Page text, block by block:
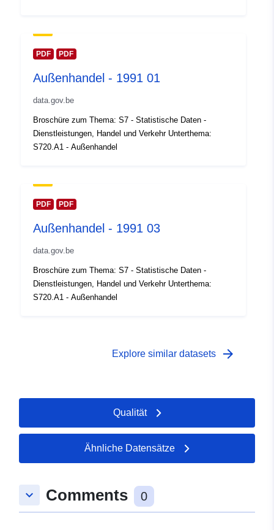
Typ: Polygon
Identifikatoren: Q35871#ID
uriRef:
Zeitliche
01 January 1991
PDF PDF
Außenhandel - 1991 01
data.gov.be
Broschüre zum Thema: S7 - Statistische Daten -
Dienstleistungen, Handel und Verkehr Unterthema:
S720.A1 - Außenhandel
PDF PDF
Außenhandel - 1991 03
data.gov.be
Broschüre zum Thema: S7 - Statistische Daten -
Dienstleistungen, Handel und Verkehr Unterthema:
S720.A1 - Außenhandel
Explore similar datasets arrow_forward
Qualität
Ähnliche Datensätze
keyboard_arrow_down Comments 0